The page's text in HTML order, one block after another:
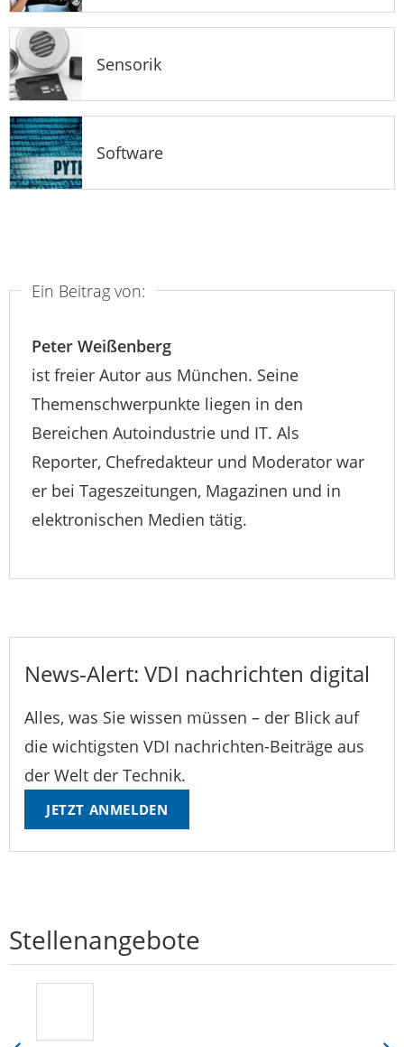
Sensorik
Software
Ein Beitrag von:
Peter Weißenberg
ist freier Autor aus München. Seine
Themenschwerpunkte liegen in den
Bereichen Autoindustrie und IT. Als
Reporter, Chefredakteur und Moderator war
er bei Tageszeitungen, Magazinen und in
elektronischen Medien tätig.
News-Alert: VDI nachrichten digital
Alles, was Sie wissen müssen – der Blick auf
die wichtigsten VDI nachrichten-Beiträge aus
der Welt der Technik.
JETZT ANMELDEN
Stellenangebote